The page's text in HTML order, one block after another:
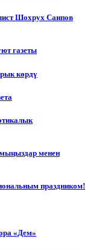
Шохрух Саипов
газеты
көрдү
менен
праздником!
«Дем»